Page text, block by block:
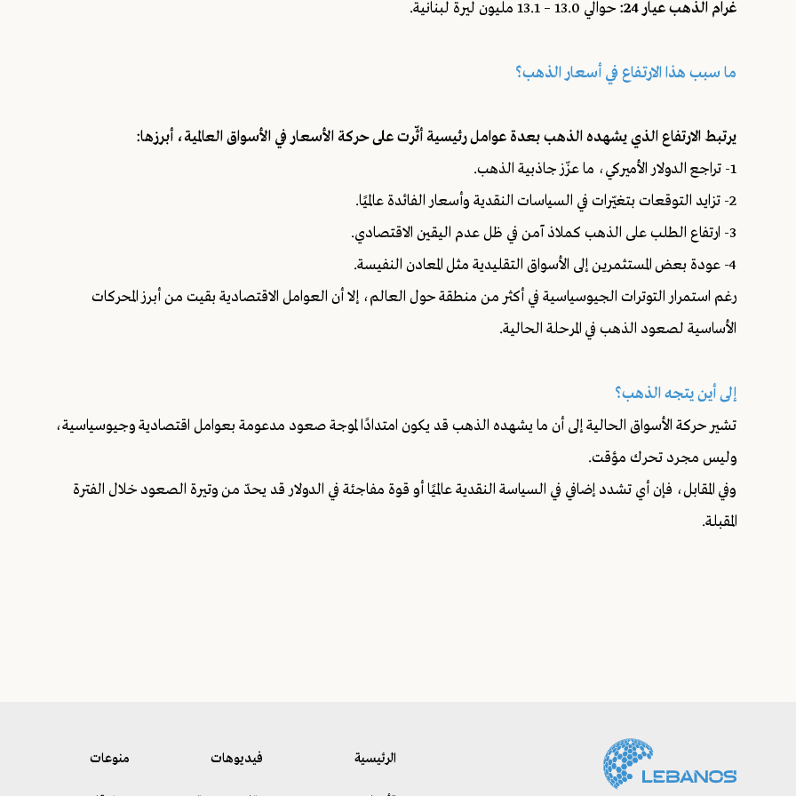
غرام الذهب عيار 24: حوالي 13.0 – 13.1 مليون ليرة لبنانية.
ما سبب هذا الارتفاع في أسعار الذهب؟
يرتبط الارتفاع الذي يشهده الذهب بعدة عوامل رئيسية أثّرت على حركة الأسعار في الأسواق العالمية، أبرزها:
1- تراجع الدولار الأميركي، ما عزّز جاذبية الذهب.
2- تزايد التوقعات بتغيّرات في السياسات النقدية وأسعار الفائدة عالميًا.
3- ارتفاع الطلب على الذهب كملاذ آمن في ظل عدم اليقين الاقتصادي.
4- عودة بعض المستثمرين إلى الأسواق التقليدية مثل المعادن النفيسة.
رغم استمرار التوترات الجيوسياسية في أكثر من منطقة حول العالم، إلا أن العوامل الاقتصادية بقيت من أبرز المحركات
الأساسية لصعود الذهب في المرحلة الحالية.
إلى أين يتجه الذهب؟
تشير حركة الأسواق الحالية إلى أن ما يشهده الذهب قد يكون امتدادًا لموجة صعود مدعومة بعوامل اقتصادية وجيوسياسية،
وليس مجرد تحرك مؤقت.
وفي المقابل، فإن أي تشدد إضافي في السياسة النقدية عالميًا أو قوة مفاجئة في الدولار قد يحدّ من وتيرة الصعود خلال الفترة
المقبلة.
الرئيسية فيديوهات منوعات